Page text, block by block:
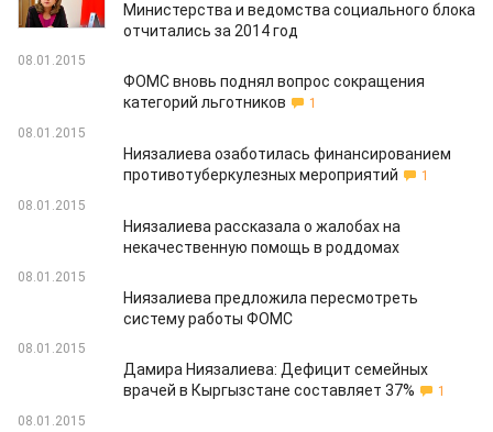
Министерства и ведомства социального блока
отчитались за 2014 год
08.01.2015
ФОМС вновь поднял вопрос сокращения
категорий льготников
1
08.01.2015
Ниязалиева озаботилась финансированием
противотуберкулезных мероприятий
1
08.01.2015
Ниязалиева рассказала о жалобах на
некачественную помощь в роддомах
08.01.2015
Ниязалиева предложила пересмотреть
систему работы ФОМС
08.01.2015
Дамира Ниязалиева: Дефицит семейных
врачей в Кыргызстане составляет 37%
1
08.01.2015